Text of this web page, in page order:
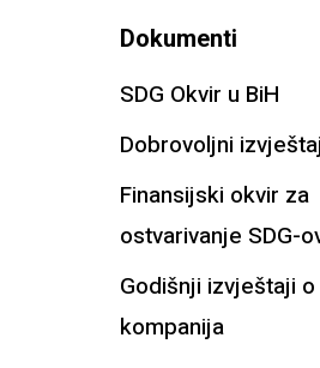
Dokumenti
SDG Okvir u BiH
Dobrovoljni
Finansijski okvir za
ostvarivanje SDG-
Godišnji izvještaji
kompanija